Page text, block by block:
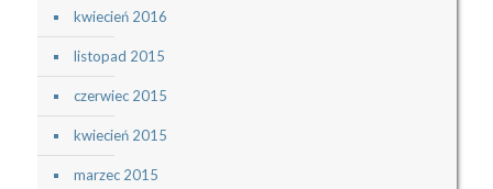
kwiecień 2016
listopad 2015
czerwiec 2015
kwiecień 2015
marzec 2015